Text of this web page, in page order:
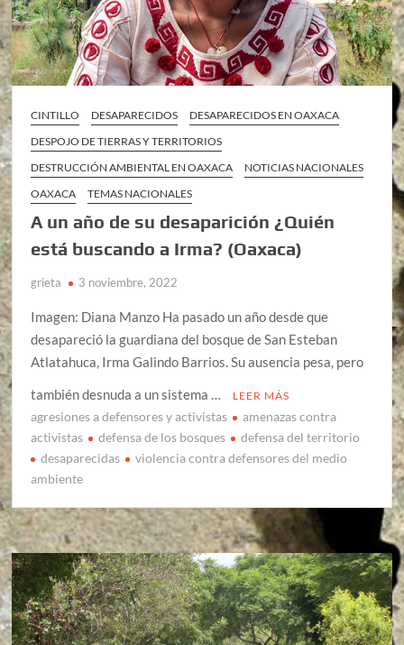
CINTILLO DESAPARECIDOS
DESAPARECIDOS EN OAXACA
DESPOJO DE TIERRAS Y TERRITORIOS
DESTRUCCIÓN AMBIENTAL EN OAXACA
NOTICIAS NACIONALES
OAXACA
TEMAS NACIONALES
A un año de su desaparición ¿Quién
está buscando a Irma? (Oaxaca)
grieta 3 noviembre, 2022
Imagen: Diana Manzo Ha pasado un año desde que
desapareció la guardiana del bosque de San Esteban
Atlatahuca, Irma Galindo Barrios. Su ausencia pesa, pero
también desnuda a un sistema …
LEER MÁS
agresiones a defensores y activistas
amenazas contra
activistas
defensa de los bosques
defensa del territorio
desaparecidas
violencia contra defensores del medio
ambiente